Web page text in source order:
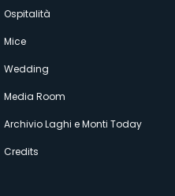
Ospitalità
Mice
Wedding
Media Room
Archivio Laghi e Monti Today
Credits